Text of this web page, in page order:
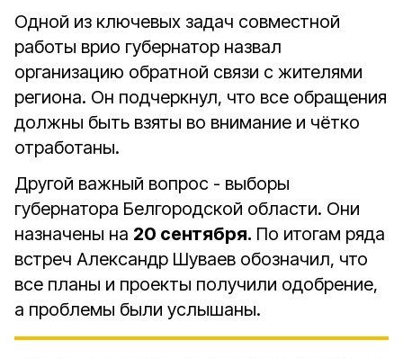
Одной из ключевых задач совместной
работы врио губернатор назвал
организацию обратной связи с жителями
региона. Он подчеркнул, что все обращения
должны быть взяты во внимание и чётко
отработаны.
Другой важный вопрос - выборы
губернатора Белгородской области. Они
назначены на 20 сентября. По итогам ряда
встреч Александр Шуваев обозначил, что
все планы и проекты получили одобрение,
а проблемы были услышаны.